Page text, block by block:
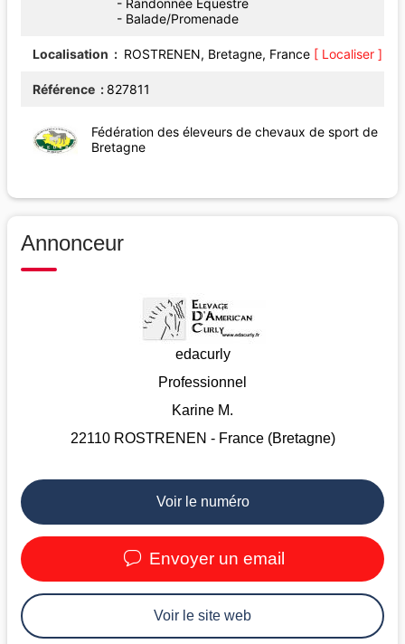
- Balade/Promenade
Localisation ROSTRENEN, Bretagne, France [ Localiser ]
Référence 827811
Fédération des éleveurs de chevaux de sport de
Bretagne
Annonceur
edacurly
Professionnel
Karine M.
22110 ROSTRENEN - France (Bretagne)
Voir le numéro
Envoyer un email
Voir le site web